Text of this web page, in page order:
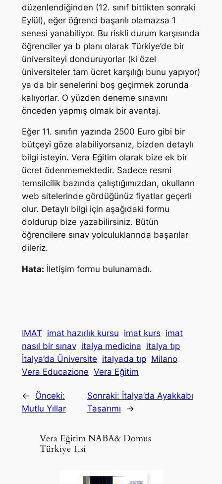
düzenlendiğinden (12. sınıf bittikten sonraki
Eylül), eğer öğrenci başarılı olamazsa 1
senesi yanabiliyor. Bu riskli durum karşısında
öğrenciler ya b planı olarak Türkiye’de bir
üniversiteyi donduruyorlar (ki özel
üniversiteler tam ücret karşılığı bunu yapıyor)
ya da bir senelerini boş geçirmek zorunda
kalıyorlar. O yüzden deneme sınavını
önceden yapmış olmak bir avantaj.
Eğer 11. sınıfın yazında 2500 Euro gibi bir
bütçeyi göze alabiliyorsanız, bizden detaylı
bilgi isteyin. Vera Eğitim olarak bize ek bir
ücret ödenmemektedir. Sadece resmi
temsilcilik bazında çalıştığımızdan, okulların
web sitelerinde gördüğünüz fiyatlar geçerli
olur. Detaylı bilgi için aşağıdaki formu
doldurup bize yazabilirsiniz. Bütün
öğrencilere sınav yolculuklarında başarılar
dileriz.
Hata: İletişim formu bulunamadı.
IMAT imat hazırlık kursu imat kurs imat
nasıl bir sınav italya medicina italya tıp
İtalya’da Üniversite italyada tıp Milano
Vera Educazione Vera Eğitim
←
Önceki:
Mutlu Yıllar
Sonraki: İtalya’da Ayakkabı
Tasarımı
→
Vera Eğitim NABA& Domus
Türkiye 1.si